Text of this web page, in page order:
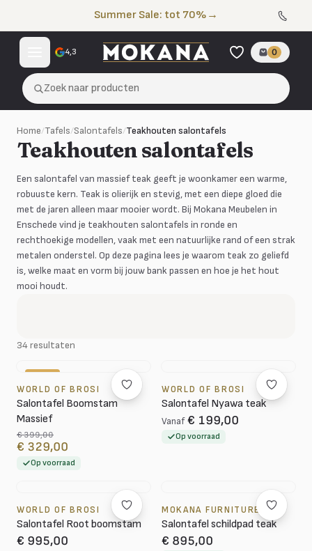
Summer Sale: tot 70% →
4,3 0
Zoek naar producten
Home/Tafels/Salontafels/Teakhouten salontafels
Teakhouten salontafels
Een salontafel van massief teak geeft je woonkamer een warme,
robuuste kern. Teak is olierijk en stevig, met een diepe gloed die
met de jaren alleen maar mooier wordt. Bij Mokana Meubelen in
Enschede vind je teakhouten salontafels in ronde en
rechthoekige modellen, vaak met een natuurlijke rand of een strak
metalen onderstel. Op deze pagina lees je waarom teak zo geliefd
is, welke maat en vorm bij jouw bank passen en hoe je het hout
mooi houdt.
34 resultaten
WORLD OF BROSI
Salontafel Boomstam
Massief
€ 399,00
€ 329,00
Op voorraad
WORLD OF BROSI
Salontafel Nyawa teak
Vanaf € 199,00
Op voorraad
WORLD OF BROSI
Salontafel Root boomstam
€ 995,00
MOKANA FURNITURE
Salontafel schildpad teak
€ 895,00